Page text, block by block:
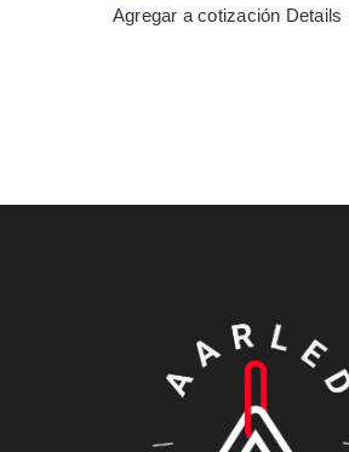
Agregar a cotización Details